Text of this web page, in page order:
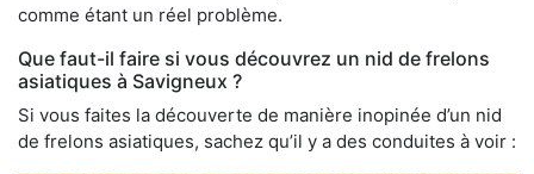
comme étant un réel problème.
Que faut-il faire si vous découvrez un nid de frelons
asiatiques à Savigneux ?
Si vous faites la découverte de manière inopinée d’un nid
de frelons asiatiques, sachez qu’il y a des conduites à voir :